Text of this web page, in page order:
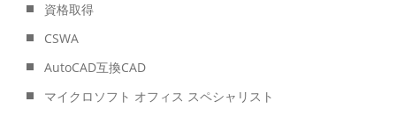
資格取得
CSWA
AutoCAD互換CAD
マイクロソフト オフィス スペシャリスト